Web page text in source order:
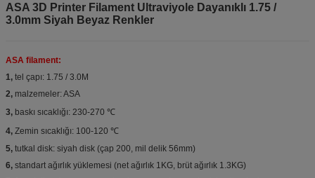
ASA 3D Printer Filament Ultraviyole Dayanıklı 1.75 /
3.0mm Siyah Beyaz Renkler
ASA filament:
1, tel çapı: 1.75 / 3.0M
2, malzemeler: ASA
3, baskı sıcaklığı: 230-270 ℃
4, Zemin sıcaklığı: 100-120 ℃
5, tutkal disk: siyah disk (çap 200, mil delik 56mm)
6, standart ağırlık yüklemesi (net ağırlık 1KG, brüt ağırlık 1.3KG)